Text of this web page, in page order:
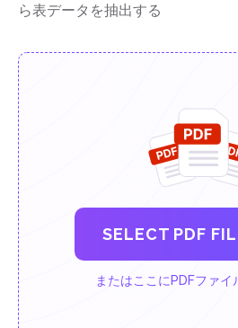
ら表データを抽出する
SELECT PDF
またはここにPDFファイ